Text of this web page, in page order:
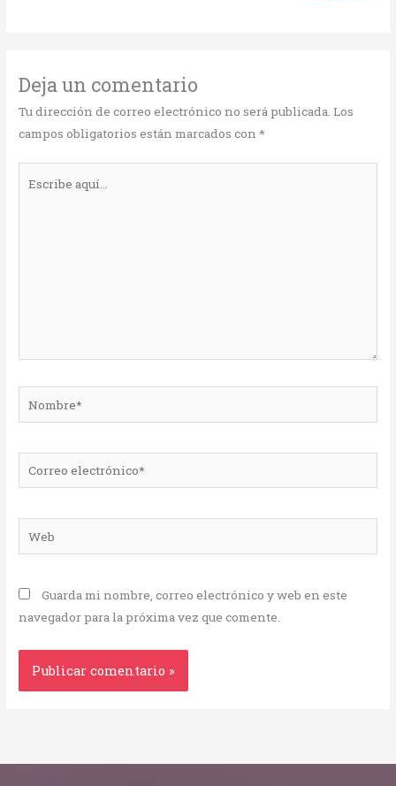
Deja un comentario
Tu dirección de correo electrónico no será publicada. Los
campos obligatorios están marcados con*
electrónico*
Guarda mi nombre, correo electrónico y web en este
navegador para la próxima vez que comente.